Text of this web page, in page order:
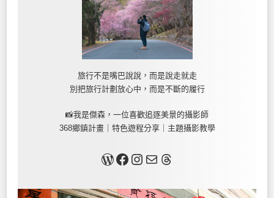
旅行不是嘴巴說說，而是說走就走
別把旅行計劃放心中，而是不斷的履行
📸我是傑森，一位喜歡追逐美景的攝影師
368鄉鎮計畫｜特色遊程分享｜主題攝影教學
關於我Facebook InstagramMail Threads